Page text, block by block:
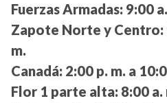
Fuerzas Armadas: 9:00
Zapote Norte y Centro:
m.
Canadá: 2:00 p. m. a
Flor 1 parte alta: 8:00 a.